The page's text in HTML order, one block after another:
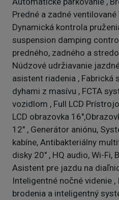
Predné a zadné
Dynamická kontrola
suspension damping
predného, zadného a
Núdzové udržiavanie
asistent riadenia , Fabrická
dyhami z masívu , FCTA
vozidlom , Full LCD
LCD obrazovka
12" , Generátor aniónu,
kabíne, Antibakteriálny
disky 20" , HQ audio, Wi-Fi,
Asistent pre jazdu na
Inteligentné nočné videnie
brodenia a inteligentný